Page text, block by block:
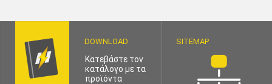
DOWNLOAD
Κατεβάστε τον
κατάλογο με τα
προϊόντα
SITEMAP